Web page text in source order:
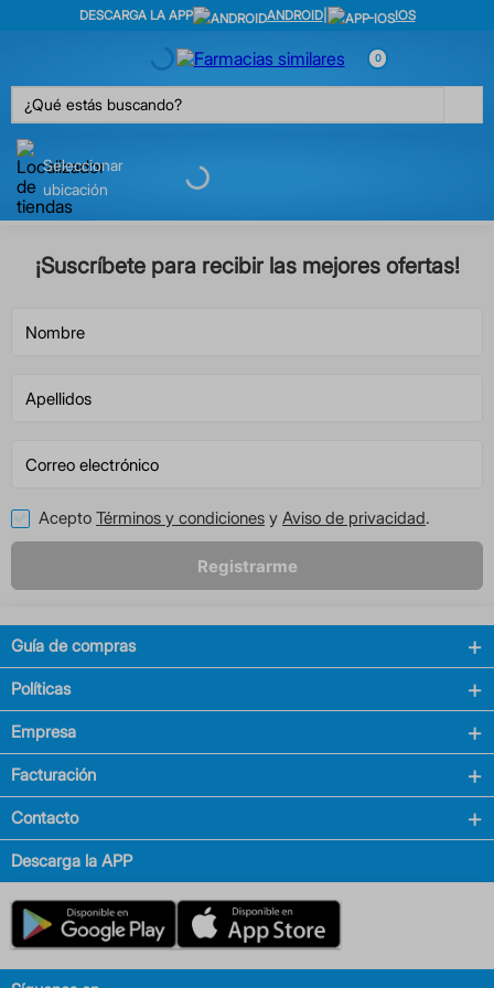
DESCARGA LA APP ANDROID| IOS
0
¿Qué estás buscando?
Seleccionar
ubicación
¡Suscríbete para recibir las mejores ofertas!
Acepto Términos y condiciones y Aviso de privacidad.
Registrarme
Guía de compras
Políticas
Empresa
Facturación
Contacto
Descarga la APP